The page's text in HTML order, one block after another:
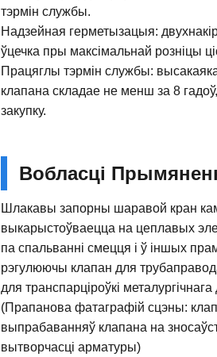
тэрмін службы.
Надзейная герметызацыя:
ўцечка пры максімальнай розніцы
Працяглы тэрмін службы:
клапана складае не менш за 8
закупку.
Вобласці
Шлакавы запорны шаравой кран
выкарыстоўваецца на цеплавых
па спальванні смецця і ў іншых
рэгулюючы клапан для
для транспарціроўкі
(Прапанова фатаграфій сцэны:
выпрабаванняў клапана на
вытворчасці арматуры)